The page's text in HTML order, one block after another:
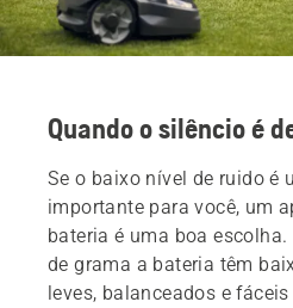
Quando o silêncio é
Se o baixo nível de ruido é
importante para você, um
bateria é uma boa
de grama a bateria têm
leves, balanceados e